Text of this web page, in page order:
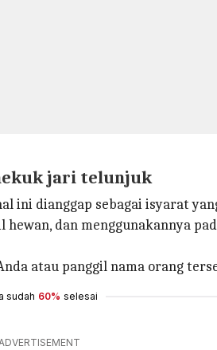
jari telunjuk
ini dianggap sebagai isyarat
dan menggunakannya
atau panggil nama orang
sudah 60% selesai